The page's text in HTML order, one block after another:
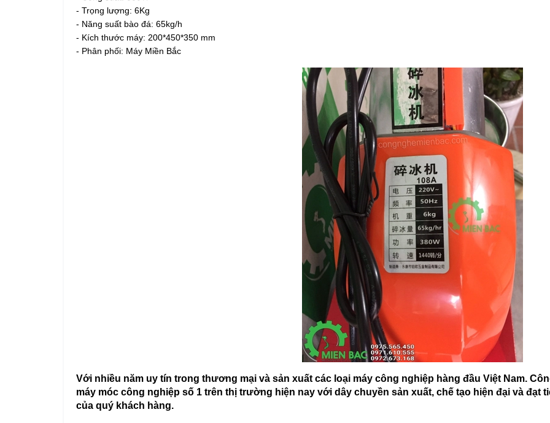
- Trọng lượng: 6Kg
- Năng suất bào đá: 65kg/h
- Kích thước máy: 200*450*350 mm
- Phân phối: Máy Miền Bắc
Với nhiều năm uy tín trong thương mại và sản xuất các loại máy công nghiệp hàng đầu Việt Nam.
máy móc công nghiệp số 1 trên thị trường hiện nay với dây chuyền sản xuất, chế tạo hiện đại và đạt
của quý khách hàng.